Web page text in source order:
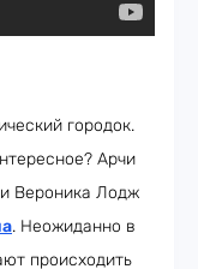
городок.
Арчи
Вероника Лодж
. Неожиданно в
происходить